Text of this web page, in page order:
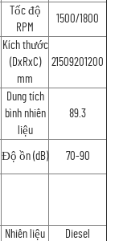
Tốc độ
RPM
1500/1800
Kích thước
(DxRxC)
mm
21509201200
Dung tích
bình nhiên
liệu
89.3
Độ ồn (dB) 70-90
Nhiên liệu Diesel